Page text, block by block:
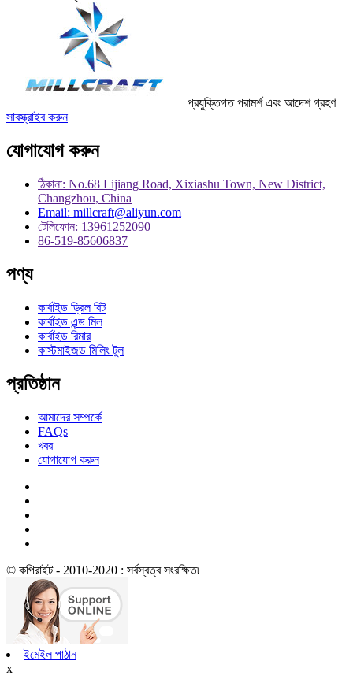
প্রযুক্তিগত পরামর্শ এবং আদেশ গ্রহণ
সাবস্ক্রাইব করুন
যোগাযোগ করুন
ঠিকানা: No.68 Lijiang Road, Xixiashu Town, New District,
Changzhou, China
Email: millcraft@aliyun.com
টেলিফোন: 13961252090
86-519-85606837
পণ্য
কার্বাইড ড্রিল বিট
কার্বাইড এন্ড মিল
কার্বাইড রিমার
কাস্টমাইজড মিলিং টুল
প্রতিষ্ঠান
আমাদের সম্পর্কে
FAQs
খবর
যোগাযোগ করুন
© কপিরাইট - 2010-2020 : সর্বস্বত্ব সংরক্ষিত৷
ইমেইল পাঠান
x